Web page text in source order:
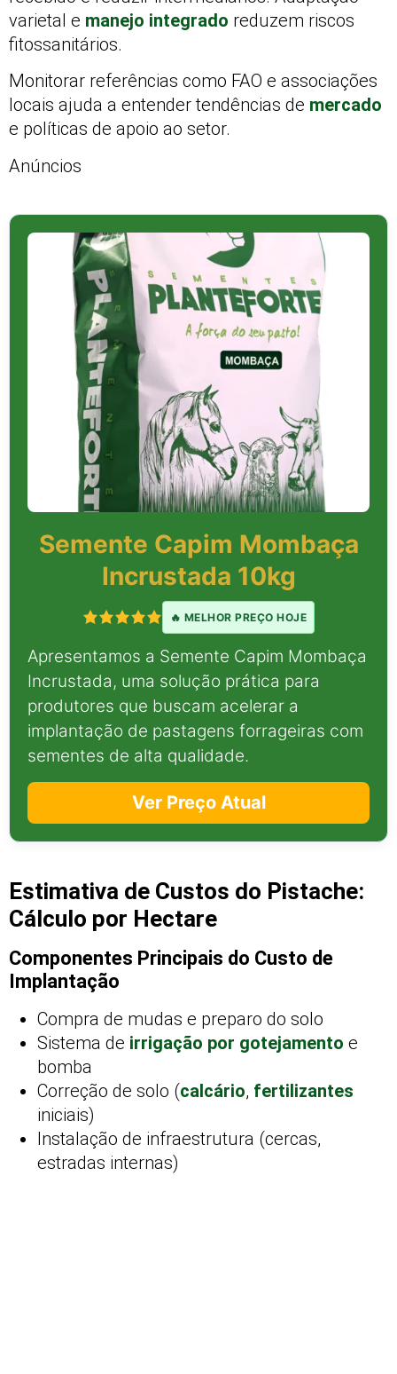
varietal e manejo integrado reduzem riscos
fitossanitários.
Monitorar referências como FAO e associações
locais ajuda a entender tendências de mercado
e políticas de apoio ao setor.
Anúncios
Semente Capim Mombaça
Incrustada 10kg
🔥 MELHOR PREÇO HOJE
Apresentamos a Semente Capim Mombaça
Incrustada, uma solução prática para
produtores que buscam acelerar a
implantação de pastagens forrageiras com
sementes de alta qualidade.
Ver Preço Atual
Estimativa de Custos do Pistache:
Cálculo por Hectare
Componentes Principais do Custo de
Implantação
Compra de mudas e preparo do solo
Sistema de irrigação por gotejamento e
bomba
Correção de solo (calcário, fertilizantes
iniciais)
Instalação de infraestrutura (cercas,
estradas internas)